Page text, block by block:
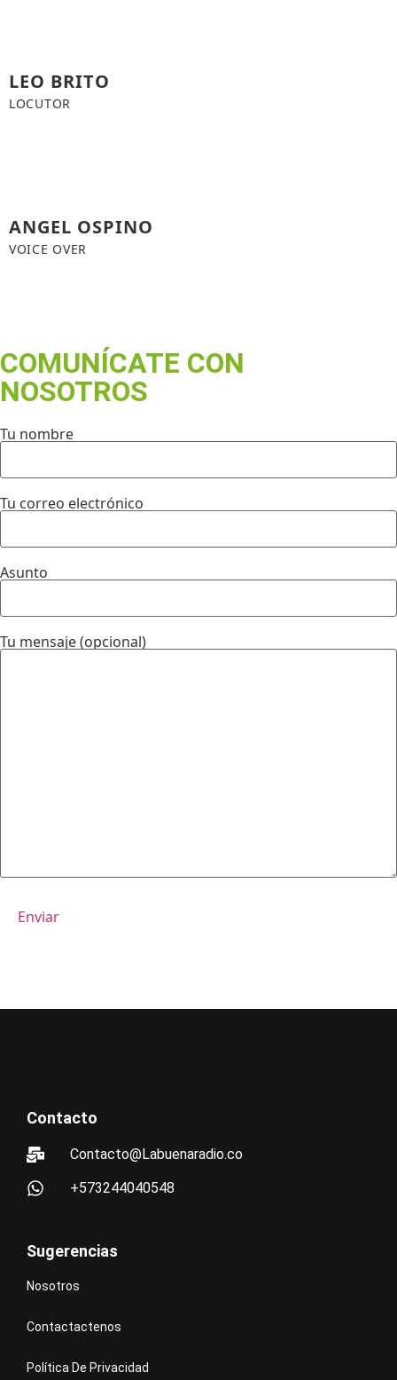
LEO BRITO
LOCUTOR
ANGEL OSPINO
VOICE OVER
COMUNÍCATE CON
NOSOTROS
Tu nombre
Tu correo electrónico
Asunto
Tu mensaje (opcional)
Contacto
Contacto@Labuenaradio.co
+573244040548
Sugerencias
Nosotros
Contactactenos
Política De Privacidad